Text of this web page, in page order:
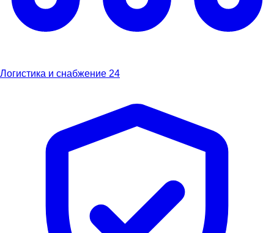
Логистика и снабжение 24